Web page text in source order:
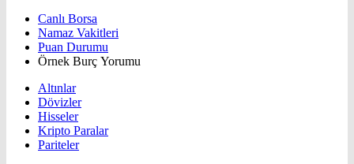
Canlı Borsa
Namaz Vakitleri
Puan Durumu
Örnek Burç Yorumu
Altınlar
Dövizler
Hisseler
Kripto Paralar
Pariteler